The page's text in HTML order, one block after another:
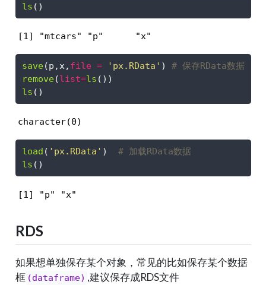
ls ()
[1] "mtcars" "p"      "x"
save (p,x, file = 'px.RData' ) # 保存RData数据
remove (list=ls ())
ls ()
character(0)
load ( 'px.RData' ) # 加载RData数据
ls ()
[1] "p" "x"
RDS
如果想单独保存某个对象，常见的比如保存某个数据
框 (dataframe) ,建议保存成RDS文件